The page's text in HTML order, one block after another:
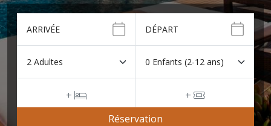
+
+
Réservation